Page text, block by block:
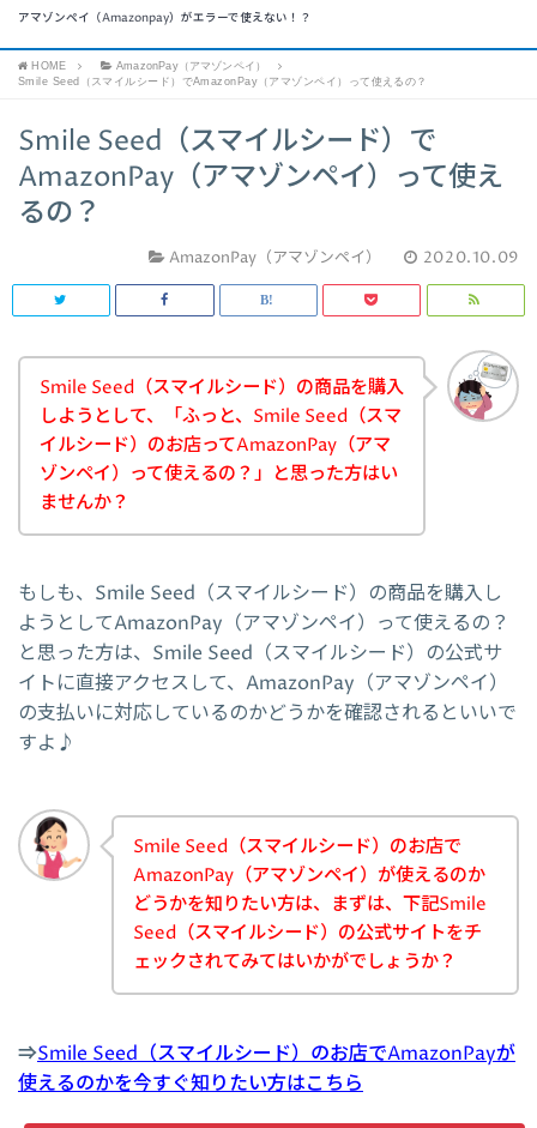
アマゾンペイ（Amazonpay）がエラーで使えない！？
HOME
AmazonPay（アマゾンペイ）
Smile Seed（スマイルシード）でAmazonPay（アマゾンペイ）って使えるの？
Smile Seed（スマイルシード）で
AmazonPay（アマゾンペイ）って使え
るの？
AmazonPay（アマゾンペイ） 2020.10.09
Smile Seed（スマイルシード）の商品を購入
しようとして、「ふっと、Smile Seed（スマ
イルシード）のお店ってAmazonPay（アマ
ゾンペイ）って使えるの？」と思った方はい
ませんか？
もしも、Smile Seed（スマイルシード）の商品を購入し
ようとしてAmazonPay（アマゾンペイ）って使えるの？
と思った方は、Smile Seed（スマイルシード）の公式サ
イトに直接アクセスして、AmazonPay（アマゾンペイ）
の支払いに対応しているのかどうかを確認されるといいで
すよ♪
Smile Seed（スマイルシード）のお店で
AmazonPay（アマゾンペイ）が使えるのか
どうかを知りたい方は、まずは、下記Smile
Seed（スマイルシード）の公式サイトをチ
ェックされてみてはいかがでしょうか？
⇒Smile Seed（スマイルシード）のお店でAmazonPayが
使えるのかを今すぐ知りたい方はこちら